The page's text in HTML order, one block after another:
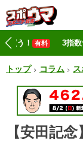
買う！ 有料 3指
トップ コラム
【安田記